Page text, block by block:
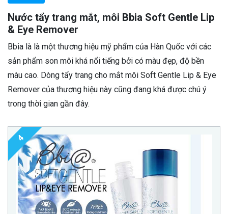
Nước tẩy trang mắt, môi Bbia Soft Gentle Lip
& Eye Remover
Bbia là là một thương hiệu mỹ phẩm của Hàn Quốc với các
sản phẩm son môi khá nổi tiếng bởi có màu đẹp, độ bền
màu cao. Dòng tẩy trang cho mắt môi Soft Gentle Lip & Eye
Remover của thương hiệu này cũng đang khá được chú ý
trong thời gian gần đây.
4